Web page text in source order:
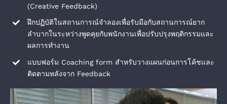
(Creative Feedback)
ฝึกปฏิบัติในสถานการณ์จำลองเพื่อรับมือกับสถานการณ์ยาก
ลำบากในระหว่างพูดคุยกับพนักงานเพื่อปรับปรุงพฤติกรรมและ
ผลการทำงาน
แบบฟอร์ม Coaching form สำหรับวางแผนก่อนการโค้ชและ
ติดตามหลังจาก Feedback